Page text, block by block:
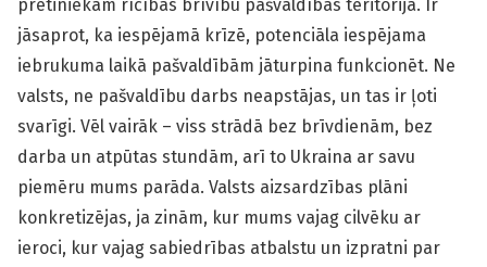
pretiniekam rīcības brīvību pašvaldības teritorijā. Ir
jāsaprot, ka iespējamā krīzē, potenciāla iespējama
iebrukuma laikā pašvaldībām jāturpina funkcionēt. Ne
valsts, ne pašvaldību darbs neapstājas, un tas ir ļoti
svarīgi. Vēl vairāk – viss strādā bez brīvdienām, bez
darba un atpūtas stundām, arī to Ukraina ar savu
piemēru mums parāda. Valsts aizsardzības plāni
konkretizējas, ja zinām, kur mums vajag cilvēku ar
ieroci, kur vajag sabiedrības atbalstu un izpratni par